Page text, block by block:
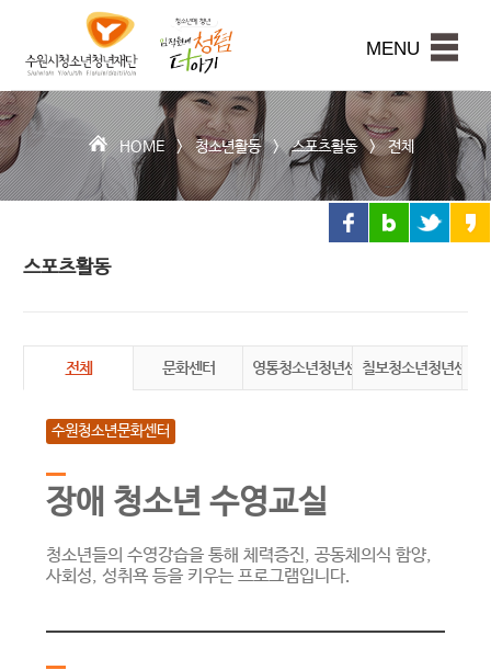
본문내용 바로가기
시
청
소
년
청
년
재
단
MENU
HOME >청소년활동>스포츠활동>전체
스포츠활동
전체 문화센터 영통청소년청년센터칠보청소년청년센터
수원청소년문화센터
장애 청소년 수영교실
청소년들의 수영강습을 통해 체력증진, 공동체의식 함양,
사회성, 성취욕 등을 키우는 프로그램입니다.